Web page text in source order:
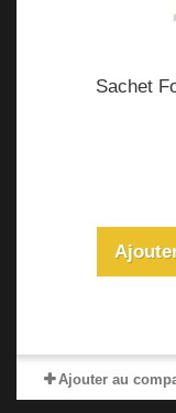
Sachet
Ajouter au